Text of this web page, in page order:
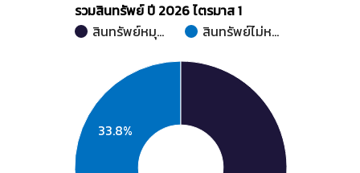
รวมสินทรัพย์ ปี 2026 ไตรมาส 1
สินทรัพย์หมุ…
สินทรัพย์ไม่ห…
33.8%